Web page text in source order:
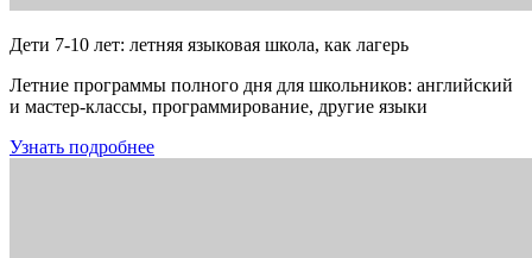
Дети 7-10 лет: летняя языковая школа, как лагерь
Летние программы полного дня для школьников: английский
и мастер-классы, программирование, другие языки
Узнать подробнее